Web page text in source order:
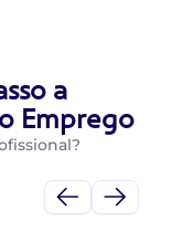
a
Emprego